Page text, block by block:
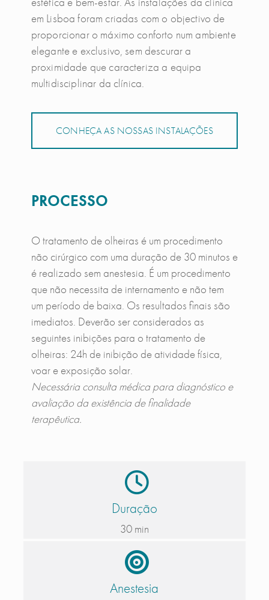
em Lisboa foram criadas com o objectivo de
proporcionar o máximo conforto num ambiente
elegante e exclusivo, sem descurar a
proximidade que caracteriza a equipa
multidisciplinar da clínica.
CONHEÇA AS NOSSAS INSTALAÇÕES
PROCESSO
O tratamento de olheiras é um procedimento
não cirúrgico com uma duração de 30 minutos e
é realizado sem anestesia. É um procedimento
que não necessita de internamento e não tem
um período de baixa. Os resultados finais são
imediatos. Deverão ser considerados as
seguintes inibições para o tratamento de
olheiras: 24h de inibição de atividade física,
voar e exposição solar.
Necessária consulta médica para diagnóstico e
avaliação da existência de finalidade
terapêutica.
Duração
30 min
Anestesia